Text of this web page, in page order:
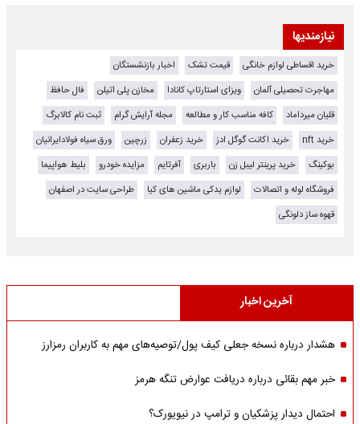
نیازمندیها
خرید اقساطی لوازم خانگی قیمت تشک
اخبار بازنشستگان
مهاجرت تحصیلی آلمان
ویزای استارتاپ کانادا مخازن پلی اتیلن
فال حافظ
قلیان میرداماد
کافه مناسب کار و مطالعه مجله آرایش گرام
ثبت نام کالابرگ
خرید nft
خرید اکانت گوگل ادز خرید زعفران زرچین
ورق سیاه فولادایرانیان
بوکینگ
خرید پرینتر لیبل زن باربری آفرتایم مزایده خودرو
بلیط هواپیما
فروشگاه لوله و اتصالات
لوازم یدکی ماشین های کیا
طراحی سایت در اصفهان
قهوه ساز دلونگی
آخرین اخبار
هشدار درباره نسخه جعلی کیف پول/توصیه‌های مهم به کاربران رمزارز
خبر مهم بقائی درباره دریافت عوارض تنگه هرمز
احتمال دیدار پزشکیان و ترامپ در نیویورک؟